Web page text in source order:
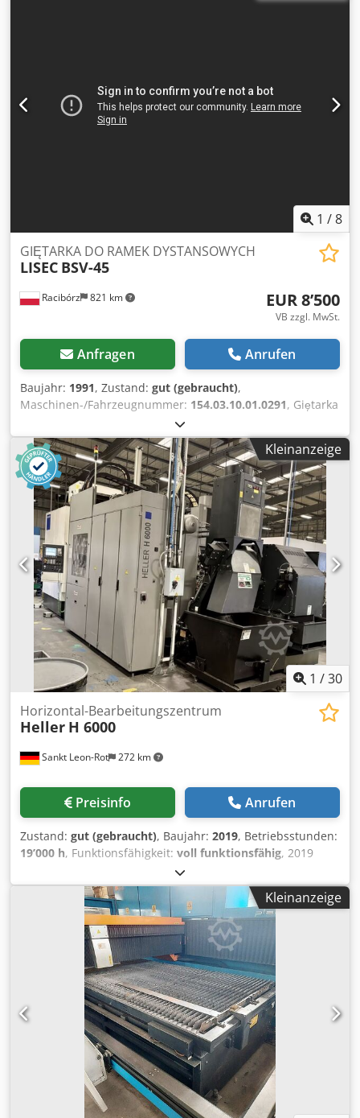
1 /8
Racibórz 821 km
GIĘTARKA DO RAMEK DYSTANSOWYCH
LISEC BSV-45
EUR 8’500
VB zzgl. MwSt.
Anfragen Anrufen
Baujahr: 1991, Zustand: gut (gebraucht),
Maschinen-/Fahrzeugnummer: 154.03.10.01.0291, Giętarka
do ramek dystansowych Lisec BSV-45 wraz z podajnikiem
do ramek oraz drukarką. Min. wymiar ramki: 250 x 150 mm
Dksdpfxjg D Hdpj Amljr Max. wymiar ramki: 3000 x 2200
mm Napięcie: 380-3/N~50Hz Złącze: 10 kW Ciśnienie: 6 bar
Waga: 1125 kg Gwarancja rozruchowa.
Kleinanzeige
1 /30
Sankt Leon-Rot 272 km
Horizontal-Bearbeitungszentrum
Heller H 6000
Preisinfo Anrufen
Zustand: gut (gebraucht), Baujahr: 2019, Betriebsstunden:
19’000 h, Funktionsfähigkeit: voll funktionsfähig, 2019
HELLER H6000 CNC Doppelpaletten-Horizontal-
Bearbeitungszentrum CNC-Horizontal-
Bearbeitungszentrum mit Doppelpalette Wenig
Betriebsstunden, 1-Schicht-Maschine, Super Zustand
Hersteller: HELLER Modell: H6000 Baujahr: 2019
Maschinentyp: CNC-Horizontal-Bearbeitungszentrum
Palettensystem: Doppelpalette / 2-Paletten-System
Seriennummer: MXXXXX (auf Anfrage) Palettengröße: 630 x
630 mm Maximale Palettenbelastung: 1.000 kg Maximale
Werkstückhöhe: 1.200 mm Verfahrwege: Dksdpsy S S Hyefx
Amler X-Achse: 1.000 mm Y-Achse: 1.000 mm Z-Achse:
1.000 mm B-Achse: 360° / 0,001° Teilung
Eilganggeschwindigkeiten: X-Achse: 50.000 mm/min Y-
Achse: 50.000 mm/min Z-Achse: 75.000 mm/min B-Achse:
25 U/min Vorschubkräfte: X-Achse / Y-Achse: 15.000 N bei
Kleinanzeige